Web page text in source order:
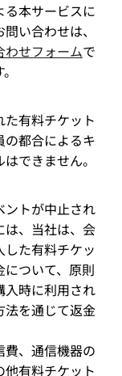
る本サービスに
い合わせは、
わせフォームで
た有料チケット
の都合によるキ
できません。
ントが中止され
は、当社は、会
した有料チケッ
について、原則
入時に利用され
法を通じて返金
費、通信機器の
他有料チケット